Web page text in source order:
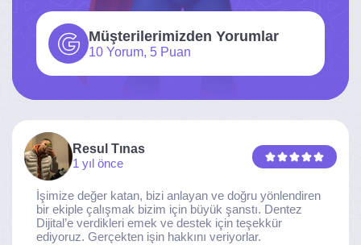
Müşterilerimizden Yorumlar
10 Yorum, 5 Puan
Resul Tınas
1 yıl önce
İşimize değer katan, bizi anlayan ve doğru yönlendiren
bir ekiple çalışmak bizim için büyük şanstı. Dentez
Dijital’e verdikleri emek ve destek için teşekkür
ediyoruz. Gerçekten işin hakkını veriyorlar.